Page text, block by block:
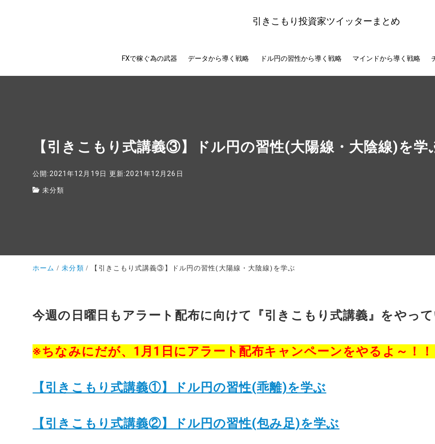
引きこもり投資家ツイッターまとめ
FXで稼ぐ為の武器 データから導く戦略 ドル円の習性から導く戦略 マインドから導く戦略
【引きこもり式講義③】ドル円の習性(大陽線・大陰線)を学
公開:2021年12月19日 更新:2021年12月26日
未分類
ホーム 未分類 【引きこもり式講義③】ドル円の習性(大陽線・大陰線)を学ぶ
今週の日曜日もアラート配布に向けて『引きこもり式講義』をやっ
※ちなみにだが、1月1日にアラート配布キャンペーンをやるよ～！
【引きこもり式講義①】ドル円の習性(乖離)を学ぶ
【引きこもり式講義②】ドル円の習性(包み足)を学ぶ